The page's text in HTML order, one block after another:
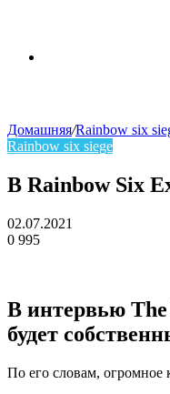
skin
Домашняя/Rainbow six
Rainbow six siege
В Rainbow Six
02.07.2021
0 995
В интервью The
будет
По его словам, огромное